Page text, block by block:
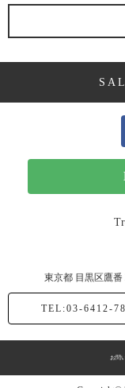
髪型 (54記事)
ヘアドネーション (1
ヘアカラー (40記事)
東京都 目黒区鷹番
TEL:03-6412-
お問